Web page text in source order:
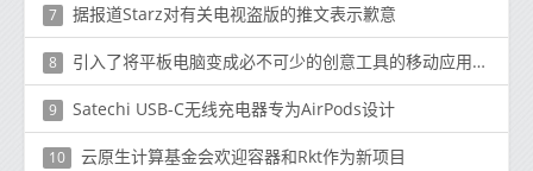
7 据报道Starz对有关电视盗版的推文表示歉意
8 引入了将平板电脑变成必不可少的创意工具的移动应用程序
9 Satechi USB-C无线充电器专为AirPods设计
10 云原生计算基金会欢迎容器和Rkt作为新项目